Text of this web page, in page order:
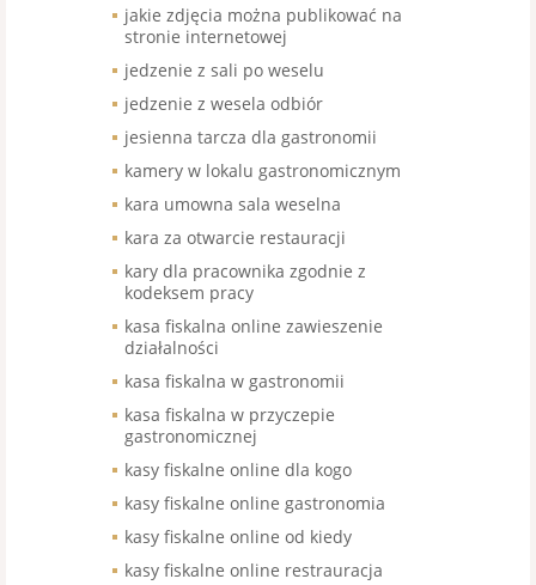
jakie zdjęcia można publikować na
stronie internetowej
jedzenie z sali po weselu
jedzenie z wesela odbiór
jesienna tarcza dla gastronomii
kamery w lokalu gastronomicznym
kara umowna sala weselna
kara za otwarcie restauracji
kary dla pracownika zgodnie z
kodeksem pracy
kasa fiskalna online zawieszenie
działalności
kasa fiskalna w gastronomii
kasa fiskalna w przyczepie
gastronomicznej
kasy fiskalne online dla kogo
kasy fiskalne online gastronomia
kasy fiskalne online od kiedy
kasy fiskalne online restrauracja